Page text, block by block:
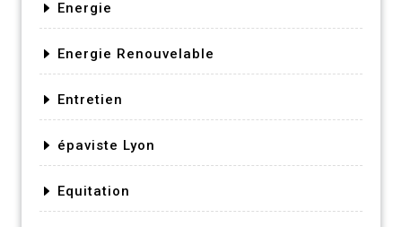
Energie
Energie Renouvelable
Entretien
épaviste Lyon
Equitation